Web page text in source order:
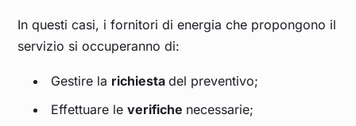
In questi casi, i fornitori di energia che propongono il
servizio si occuperanno di:
Gestire la richiestadel preventivo;
Effettuare leverifiche necessarie;